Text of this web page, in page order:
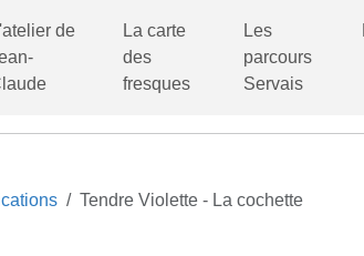
de
La carte
des
fresques
Les
parcours
Servais
Tendre Violette - La cochette